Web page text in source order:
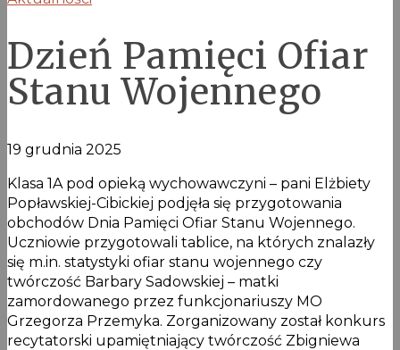
Dzień Pamięci Ofiar
Stanu Wojennego
19 grudnia 2025
Klasa 1A pod opieką wychowawczyni – pani Elżbiety
Popławskiej-Cibickiej podjęła się przygotowania
obchodów Dnia Pamięci Ofiar Stanu Wojennego.
Uczniowie przygotowali tablice, na których znalazły
się m.in. statystyki ofiar stanu wojennego czy
twórczość Barbary Sadowskiej – matki
zamordowanego przez funkcjonariuszy MO
Grzegorza Przemyka. Zorganizowany został konkurs
recytatorski upamiętniający twórczość Zbigniewa